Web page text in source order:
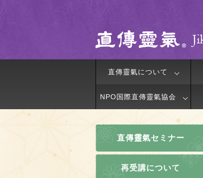
直傳靈氣について
NPO国際直傳靈氣協会
直傳靈氣セミナー
再受講について